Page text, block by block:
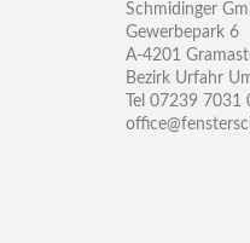
Schmidinger
Gewerbepark 6
A-4201
Bezirk Urfahr
Tel 07239 7031